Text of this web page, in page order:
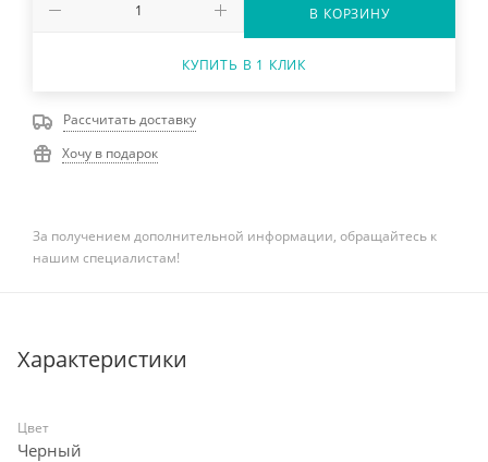
В КОРЗИНУ
КУПИТЬ В 1 КЛИК
Рассчитать доставку
Хочу в подарок
За получением дополнительной информации, обращайтесь к
нашим специалистам!
Характеристики
Цвет
Черный